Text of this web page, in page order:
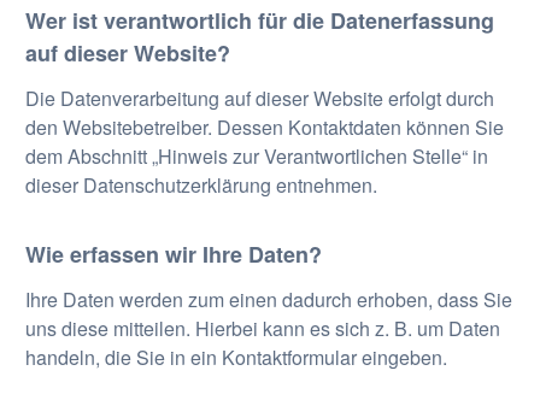
Wer ist verantwortlich für die Datenerfassung
auf dieser Website?
Die Datenverarbeitung auf dieser Website erfolgt durch
den Websitebetreiber. Dessen Kontaktdaten können Sie
dem Abschnitt „Hinweis zur Verantwortlichen Stelle“ in
dieser Datenschutzerklärung entnehmen.
Wie erfassen wir Ihre Daten?
Ihre Daten werden zum einen dadurch erhoben, dass Sie
uns diese mitteilen. Hierbei kann es sich z. B. um Daten
handeln, die Sie in ein Kontaktformular eingeben.